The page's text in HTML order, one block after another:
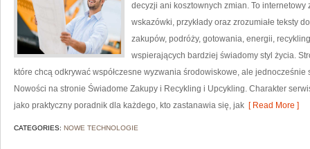
decyzji ani kosztownych zmian. To
wskazówki, przykłady oraz zrozumiałe teksty
zakupów, podróży, gotowania, energii,
wspierających bardziej świadomy styl życia.
które chcą odkrywać współczesne wyzwania środowiskowe, ale
Nowości na stronie Świadome Zakupy i Recykling i Upcykling. Charakter
jako praktyczny poradnik dla każdego, kto zastanawia się, jak [ Read More ]
CATEGORIES: NOWE TECHNOLOGIE